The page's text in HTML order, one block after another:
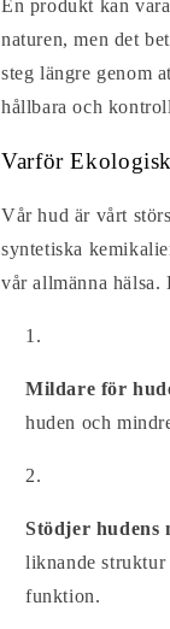
En produkt kan
naturen, men det
steg längre genom
hållbara och
Varför
Vår hud är vårt
syntetiska
vår allmänna hälsa.
Mildare för
huden och
Stödjer hudens
liknande struktur
funktion.